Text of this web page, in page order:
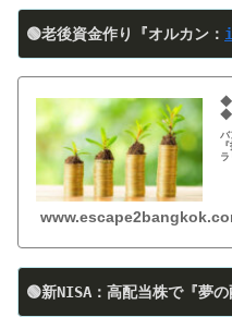
🟢老後資金作り『オルカン：
◆
バ
🟢新NISA：高配当株で『夢